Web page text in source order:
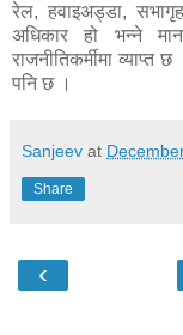
रेल, हवाइअड्डा,
अधिकार हो भन्ने
राजनीतिकर्मीमा व्याप्त
पनि छ ।
Sanjeev at
Share
‹